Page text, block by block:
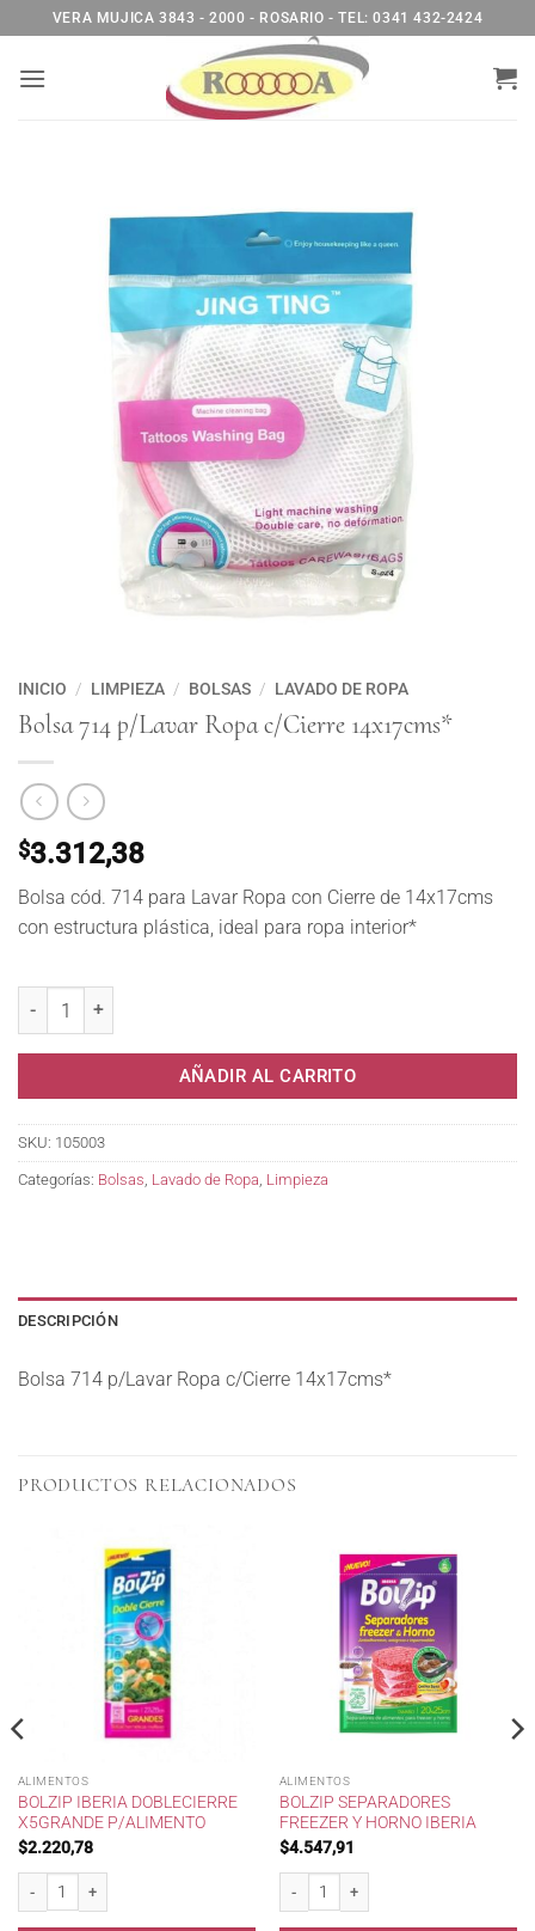
al
contenido
VERA MUJICA 3843 - 2000 - ROSARIO - TEL: 0341 432-2424
INICIO / LIMPIEZA / BOLSAS / LAVADO DE ROPA
Bolsa 714 p/Lavar Ropa c/Cierre 14x17cms*
$3.312,38
Bolsa cód. 714 para Lavar Ropa con Cierre de 14x17cms
con estructura plástica, ideal para ropa interior*
AÑADIR AL CARRITO
SKU: 105003
Categorías: Bolsas Lavado de Ropa Limpieza
DESCRIPCIÓN
Bolsa 714 p/Lavar Ropa c/Cierre 14x17cms*
PRODUCTOS RELACIONADOS
ALIMENTOS
BOLZIP IBERIA DOBLECIERRE
X5GRANDE P/ALIMENTO
$2.220,78
ALIMENTOS
BOLZIP SEPARADORES
FREEZER Y HORNO IBERIA
$4.547,91